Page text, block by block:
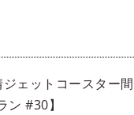
集部メンバーが各々おす
：インポッシブル／ファイ
トム・クルーズが大好き
ご紹介します。
ェットコースター間
ン #30】